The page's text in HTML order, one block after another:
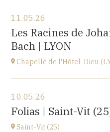
Église réformée Saint-
Rougemont,
route de Flendruz 1, 1659
20H00
Accéder au site
11.05.26
Les Racines de
Bach | LYON
Chapelle de l'Hôtel-Dieu
chapelle de l'Hôtel-Dieu,
1 place de l'hôpital, 69002
à 20H30
10.05.26
Folias | Saint-Vit
Saint-Vit (25)